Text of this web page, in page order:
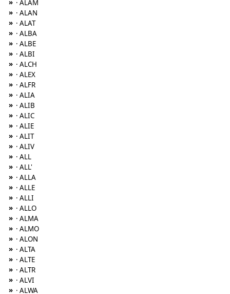
» · ALAM
» · ALAN
» · ALAT
» · ALBA
» · ALBE
» · ALBI
» · ALCH
» · ALEX
» · ALFR
» · ALIA
» · ALIB
» · ALIC
» · ALIE
» · ALIT
» · ALIV
» · ALL
» · ALL'
» · ALLA
» · ALLE
» · ALLI
» · ALLO
» · ALMA
» · ALMO
» · ALON
» · ALTA
» · ALTE
» · ALTR
» · ALVI
» · ALWA